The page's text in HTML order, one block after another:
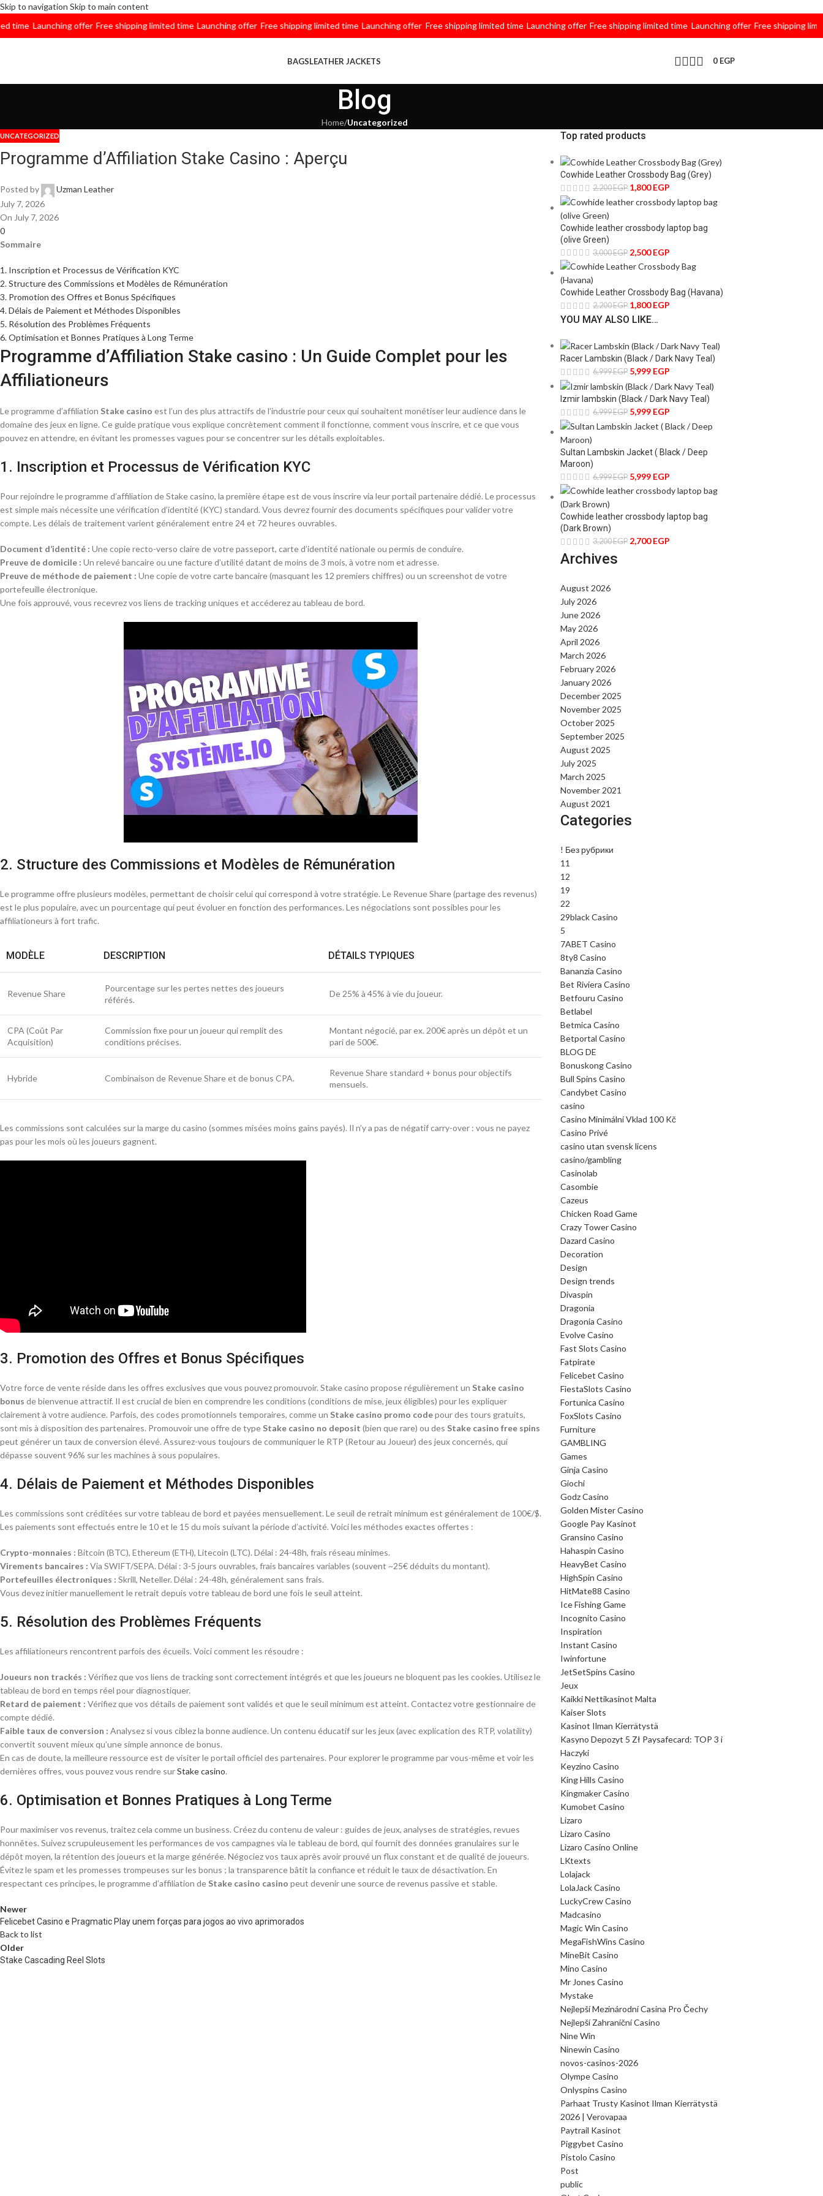
Skip to navigation Skip to main content
Launching offer Free shipping limited time Launching offer Free shipping limited time Launching offer Free shipping limited time Launching offer Free shipping limited time Launching offer Free shipping limited
BAGSLEATHER JACKETS 0 EGP
Blog
Home/Uncategorized
UNCATEGORIZED
Programme d’Affiliation Stake Casino : Aperçu
Posted by
Uzman Leather
July 7, 2026
On July 7, 2026
0
Sommaire
1. Inscription et Processus de Vérification KYC
2. Structure des Commissions et Modèles de Rémunération
3. Promotion des Offres et Bonus Spécifiques
4. Délais de Paiement et Méthodes Disponibles
5. Résolution des Problèmes Fréquents
6. Optimisation et Bonnes Pratiques à Long Terme
Programme d’Affiliation Stake casino : Un Guide Complet pour les
Affiliationeurs
Le programme d’affiliation Stake casino est l’un des plus attractifs de l’industrie pour ceux qui souhaitent monétiser leur audience dans le
domaine des jeux en ligne. Ce guide pratique vous explique concrètement comment il fonctionne, comment vous inscrire, et ce que vous
pouvez en attendre, en évitant les promesses vagues pour se concentrer sur les détails exploitables.
1. Inscription et Processus de Vérification KYC
Pour rejoindre le programme d’affiliation de Stake casino, la première étape est de vous inscrire via leur portail partenaire dédié. Le processus
est simple mais nécessite une vérification d’identité (KYC) standard. Vous devrez fournir des documents spécifiques pour valider votre
compte. Les délais de traitement varient généralement entre 24 et 72 heures ouvrables.
Document d’identité : Une copie recto-verso claire de votre passeport, carte d’identité nationale ou permis de conduire.
Preuve de domicile : Un relevé bancaire ou une facture d’utilité datant de moins de 3 mois, à votre nom et adresse.
Preuve de méthode de paiement : Une copie de votre carte bancaire (masquant les 12 premiers chiffres) ou un screenshot de votre
portefeuille électronique.
Une fois approuvé, vous recevrez vos liens de tracking uniques et accéderez au tableau de bord.
2. Structure des Commissions et Modèles de Rémunération
Le programme offre plusieurs modèles, permettant de choisir celui qui correspond à votre stratégie. Le Revenue Share (partage des revenus)
est le plus populaire, avec un pourcentage qui peut évoluer en fonction des performances. Les négociations sont possibles pour les
affiliationeurs à fort trafic.
MODÈLE DESCRIPTION DÉTAILS TYPIQUES
Revenue Share
Pourcentage sur les pertes nettes des joueurs
référés.
De 25% à 45% à vie du joueur.
CPA (Coût Par
Acquisition)
Commission fixe pour un joueur qui remplit des
conditions précises.
Montant négocié, par ex. 200€ après un dépôt et un
pari de 500€.
Hybride Combinaison de Revenue Share et de bonus CPA.
Revenue Share standard + bonus pour objectifs
mensuels.
Les commissions sont calculées sur la marge du casino (sommes misées moins gains payés). Il n’y a pas de négatif carry-over : vous ne payez
pas pour les mois où les joueurs gagnent.
3. Promotion des Offres et Bonus Spécifiques
Votre force de vente réside dans les offres exclusives que vous pouvez promouvoir. Stake casino propose régulièrement un Stake casino
bonus de bienvenue attractif. Il est crucial de bien en comprendre les conditions (conditions de mise, jeux éligibles) pour les expliquer
clairement à votre audience. Parfois, des codes promotionnels temporaires, comme un Stake casino promo codepour des tours gratuits,
sont mis à disposition des partenaires. Promouvoir une offre de type Stake casino no deposit (bien que rare) ou des Stake casino free spins
peut générer un taux de conversion élevé. Assurez-vous toujours de communiquer le RTP (Retour au Joueur) des jeux concernés, qui
dépasse souvent 96% sur les machines à sous populaires.
4. Délais de Paiement et Méthodes Disponibles
Les commissions sont créditées sur votre tableau de bord et payées mensuellement. Le seuil de retrait minimum est généralement de 100€/$.
Les paiements sont effectués entre le 10 et le 15 du mois suivant la période d’activité. Voici les méthodes exactes offertes :
Crypto-monnaies : Bitcoin (BTC), Ethereum (ETH), Litecoin (LTC). Délai : 24-48h, frais réseau minimes.
Virements bancaires : Via SWIFT/SEPA. Délai : 3-5 jours ouvrables, frais bancaires variables (souvent ~25€ déduits du montant).
Portefeuilles électroniques : Skrill, Neteller. Délai : 24-48h, généralement sans frais.
Vous devez initier manuellement le retrait depuis votre tableau de bord une fois le seuil atteint.
5. Résolution des Problèmes Fréquents
Les affiliationeurs rencontrent parfois des écueils. Voici comment les résoudre :
Joueurs non trackés : Vérifiez que vos liens de tracking sont correctement intégrés et que les joueurs ne bloquent pas les cookies. Utilisez le
tableau de bord en temps réel pour diagnostiquer.
Retard de paiement : Vérifiez que vos détails de paiement sont validés et que le seuil minimum est atteint. Contactez votre gestionnaire de
compte dédié.
Faible taux de conversion : Analysez si vous ciblez la bonne audience. Un contenu éducatif sur les jeux (avec explication des RTP, volatility)
convertit souvent mieux qu’une simple annonce de bonus.
En cas de doute, la meilleure ressource est de visiter le portail officiel des partenaires. Pour explorer le programme par vous-même et voir les
dernières offres, vous pouvez vous rendre surStake casino.
6. Optimisation et Bonnes Pratiques à Long Terme
Pour maximiser vos revenus, traitez cela comme un business. Créez du contenu de valeur : guides de jeux, analyses de stratégies, revues
honnêtes. Suivez scrupuleusement les performances de vos campagnes via le tableau de bord, qui fournit des données granulaires sur le
dépôt moyen, la rétention des joueurs et la marge générée. Négociez vos taux après avoir prouvé un flux constant et de qualité de joueurs.
Évitez le spam et les promesses trompeuses sur les bonus ; la transparence bâtit la confiance et réduit le taux de désactivation. En
respectant ces principes, le programme d’affiliation de Stake casino casino peut devenir une source de revenus passive et stable.
Newer
Felicebet Casino e Pragmatic Play unem forças para jogos ao vivo aprimorados
Back to list
Older
Stake Cascading Reel Slots
Top rated products
Cowhide Leather Crossbody Bag (Grey)
2,200EGP 1,800EGP
Cowhide leather crossbody laptop bag
(olive Green)
3,000EGP 2,500EGP
Cowhide Leather Crossbody Bag (Havana)
2,200EGP 1,800EGP
YOU MAY ALSO LIKE…
Racer Lambskin (Black / Dark Navy Teal)
6,999EGP 5,999 EGP
Izmir lambskin (Black / Dark Navy Teal)
6,999EGP 5,999 EGP
Sultan Lambskin Jacket ( Black / Deep
Maroon)
6,999EGP 5,999 EGP
Cowhide leather crossbody laptop bag
(Dark Brown)
3,200EGP 2,700EGP
Archives
August 2026
July 2026
June 2026
May 2026
April 2026
March 2026
February 2026
January 2026
December 2025
November 2025
October 2025
September 2025
August 2025
July 2025
March 2025
November 2021
August 2021
Categories
! Без рубрики
11
12
19
22
29black Casino
5
7ABET Casino
8ty8 Casino
Bananzia Casino
Bet Riviera Casino
Betfouru Casino
Betlabel
Betmica Casino
Betportal Casino
BLOG DE
Bonuskong Casino
Bull Spins Casino
Candybet Casino
casino
Casino Minimální Vklad 100 Kč
Casino Privé
casino utan svensk licens
casino/gambling
Casinolab
Casombie
Cazeus
Chicken Road Game
Crazy Tower Сasino
Dazard Casino
Decoration
Design
Design trends
Divaspin
Dragonia
Dragonia Casino
Evolve Casino
Fast Slots Casino
Fatpirate
Felicebet Casino
FiestaSlots Casino
Fortunica Casino
FoxSlots Casino
Furniture
GAMBLING
Games
Ginja Casino
Giochi
Godz Casino
Golden Mister Casino
Google Pay Kasinot
Gransino Casino
Hahaspin Casino
HeavyBet Casino
HighSpin Casino
HitMate88 Casino
Ice Fishing Game
Incognito Casino
Inspiration
Instant Casino
Iwinfortune
JetSetSpins Casino
Jeux
Kaikki Nettikasinot Malta
Kaiser Slots
Kasinot Ilman Kierrätystä
Kasyno Depozyt 5 Zł Paysafecard: TOP 3 i
Haczyki
Keyzino Casino
King Hills Casino
Kingmaker Casino
Kumobet Casino
Lizaro
Lizaro Casino
Lizaro Casino Online
LKtexts
Lolajack
LolaJack Casino
LuckyCrew Casino
Madcasino
Magic Win Casino
MegaFishWins Casino
MineBit Casino
Mino Casino
Mr Jones Casino
Mystake
Nejlepší Mezinárodní Casina Pro Čechy
Nejlepší Zahraniční Casino
Nine Win
Ninewin Casino
novos-casinos-2026
Olympe Casino
Onlyspins Casino
Parhaat Trusty Kasinot Ilman Kierrätystä
2026 | Verovapaa
Paytrail Kasinot
Piggybet Casino
Pistolo Casino
Post
public